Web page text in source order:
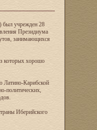
был учрежден 28
Президиума
занимающихся
которых хорошо
Латино-Карибской
политических,
Иберийского